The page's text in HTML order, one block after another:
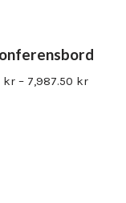
kr – 7,987.50 kr